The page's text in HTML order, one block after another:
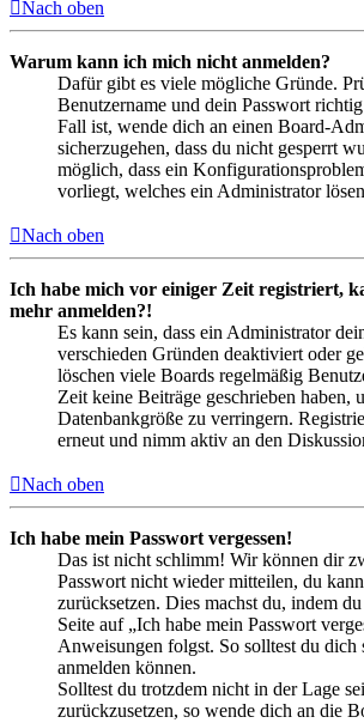
Nach oben
Warum kann ich mich nicht anmelden?
Dafür gibt es viele mögliche Gründe.
Benutzername und dein Passwort
Fall ist, wende dich an einen Board-
sicherzugehen, dass du nicht gesperrt
möglich, dass ein
vorliegt, welches ein Administrator
Nach oben
Ich habe mich vor einiger Zeit registriert,
mehr anmelden?!
Es kann sein, dass ein Administrator
verschieden Gründen deaktiviert oder
löschen viele Boards regelmäßig
Zeit keine Beiträge geschrieben haben,
Datenbankgröße zu verringern.
erneut und nimm aktiv an den
Nach oben
Ich habe mein Passwort vergessen!
Das ist nicht schlimm! Wir können dir
Passwort nicht wieder mitteilen, du
zurücksetzen. Dies machst du, indem
Seite auf „Ich habe mein Passwort
Anweisungen folgst. So solltest du dich
anmelden können.
Solltest du trotzdem nicht in der Lage
zurückzusetzen, so wende dich an die